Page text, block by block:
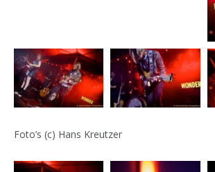
Foto’s (c) Hans Kreutzer